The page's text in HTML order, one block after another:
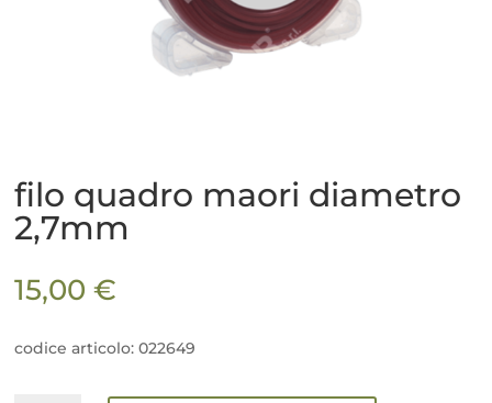
filo quadro maori diametro
2,7mm
15,00€
codice articolo: 022649